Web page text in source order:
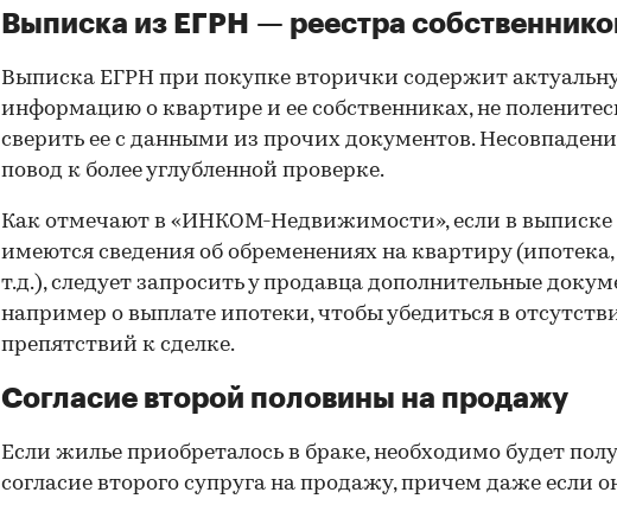
Выписка из ЕГРН — реестра
Выписка ЕГРН при покупке вторички содержит
информацию о квартире и ее собственниках, не
сверить ее с данными из прочих документов.
повод к более углубленной проверке.
Как отмечают в «ИНКОМ-Недвижимости», если в выписке
имеются сведения об обременениях на квартиру (ипотека,
т.д.), следует запросить у продавца дополнительные
например о выплате ипотеки, чтобы убедиться в
препятствий к сделке.
Согласие второй половины на продажу
Если жилье приобреталось в браке, необходимо будет
согласие второго супруга на продажу, причем даже если